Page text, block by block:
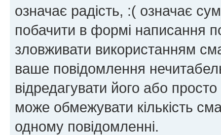
означає радість, :( означає
побачити в формі написання
зловживати використанням
ваше повідомлення
відредагувати його або
може обмежувати кількість
одному повідомленні.